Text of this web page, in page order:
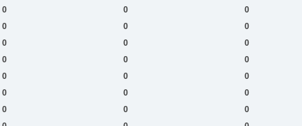
0 0
0
0 0
0
0 0
0
0 0
0
0 0
0
0 0
0
0 0
0